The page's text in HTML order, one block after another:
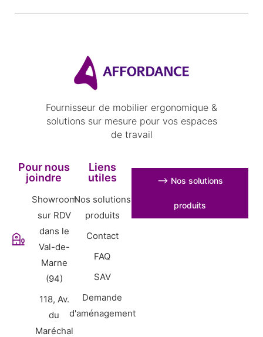
Fournisseur de mobilier ergonomique &
solutions sur mesure pour vos espaces
de travail
Pour nous
joindre
Showroom
sur RDV
dans le
Val-de-
Marne
(94)
118, Av.
du
Maréchal
Liens
utiles
Nos solutions
produits
Contact
FAQ
SAV
Demande
d'aménagement
⟶ Nos solutions
produits